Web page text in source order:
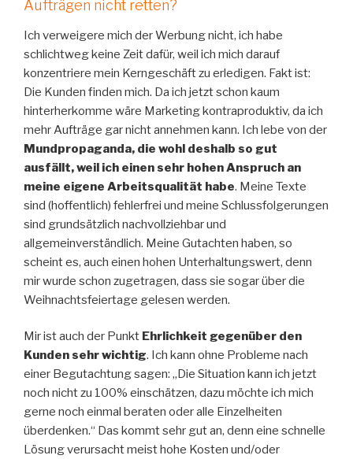
Aufträgen nicht retten?
Ich verweigere mich der Werbung nicht, ich habe
schlichtweg keine Zeit dafür, weil ich mich darauf
konzentriere mein Kerngeschäft zu erledigen. Fakt ist:
Die Kunden finden mich. Da ich jetzt schon kaum
hinterherkomme wäre Marketing kontraproduktiv, da ich
mehr Aufträge gar nicht annehmen kann. Ich lebe von der
Mundpropaganda, die wohl deshalb so gut
ausfällt, weil ich einen sehr hohen Anspruch an
meine eigene Arbeitsqualität habe. Meine Texte
sind (hoffentlich) fehlerfrei und meine Schlussfolgerungen
sind grundsätzlich nachvollziehbar und
allgemeinverständlich. Meine Gutachten haben, so
scheint es, auch einen hohen Unterhaltungswert, denn
mir wurde schon zugetragen, dass sie sogar über die
Weihnachtsfeiertage gelesen werden.
Mir ist auch der Punkt Ehrlichkeit gegenüber den
Kunden sehr wichtig. Ich kann ohne Probleme nach
einer Begutachtung sagen: „Die Situation kann ich jetzt
noch nicht zu 100% einschätzen, dazu möchte ich mich
gerne noch einmal beraten oder alle Einzelheiten
überdenken.“ Das kommt sehr gut an, denn eine schnelle
Lösung verursacht meist hohe Kosten und/oder